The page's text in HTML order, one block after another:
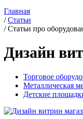
Главная
/ Статьи
/ Статьи про
Дизайн
Торговое
Металлическая
Детские